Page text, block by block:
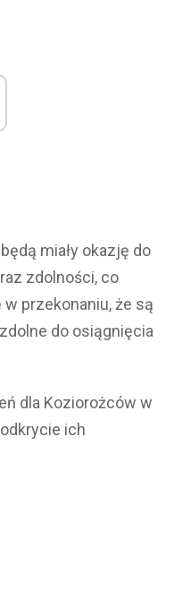
miały okazję do
zdolności, co
przekonaniu, że są
do osiągnięcia
dla Koziorożców w
ich